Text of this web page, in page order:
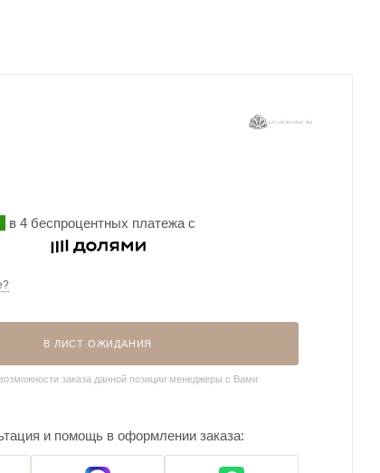
в 4 беспроцентных платежа с
В ЛИСТ ОЖИДАНИЯ
заказа данной позиции менеджеры с Вами
и помощь в оформлении заказа: